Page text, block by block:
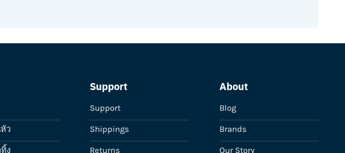
ว
ง
Support
Support
Shippings
Returns
About
Blog
Brands
Our Story